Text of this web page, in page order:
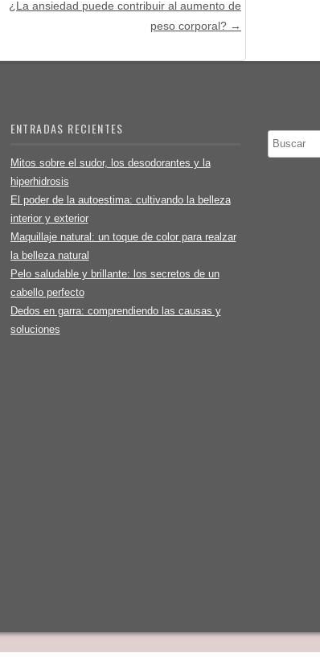
¿La ansiedad puede contribuir al aumento de
peso corporal? →
ENTRADAS RECIENTES
Mitos sobre el sudor, los desodorantes y la
hiperhidrosis
El poder de la autoestima: cultivando la belleza
interior y exterior
Maquillaje natural: un toque de color para realzar
la belleza natural
Pelo saludable y brillante: los secretos de un
cabello perfecto
Dedos en garra: comprendiendo las causas y
soluciones
Buscar